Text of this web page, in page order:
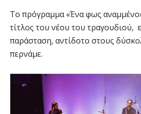
Το πρόγραμμα «Ένα φως
τίτλος του νέου του τραγουδιού,
παράσταση, αντίδοτο στους
περνάμε.